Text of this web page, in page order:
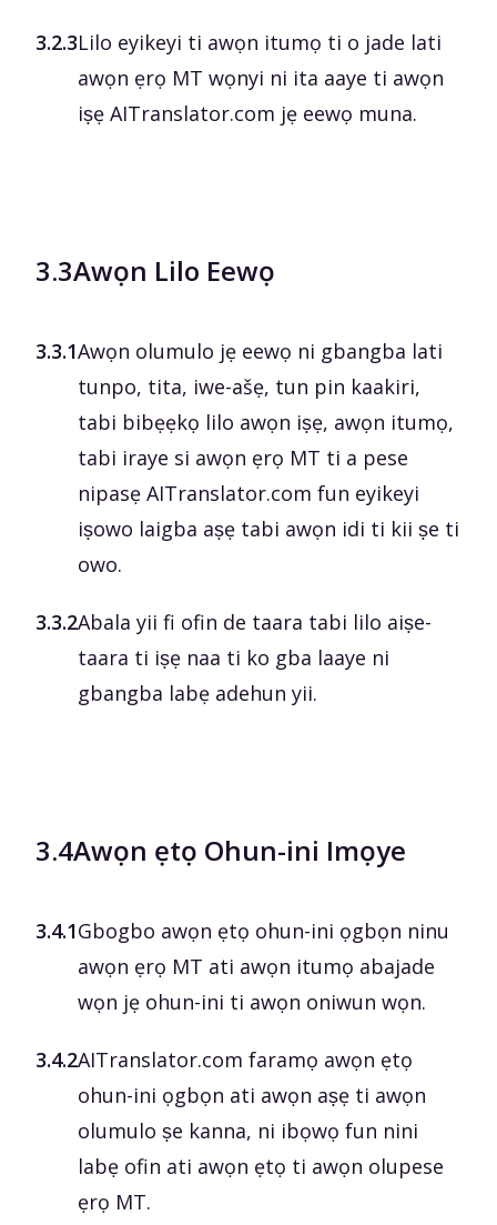
3.2.3Lilo eyikeyi ti awọn itumọ ti o jade lati
awọn ẹrọ MT wọnyi ni ita aaye ti awọn
iṣẹ AITranslator.com jẹ eewọ muna.
3.3Awọn Lilo Eewọ
3.3.1Awọn olumulo jẹ eewọ ni gbangba lati
tunpo, tita, iwe-ašẹ, tun pin kaakiri,
tabi bibẹẹkọ lilo awọn iṣẹ, awọn itumọ,
tabi iraye si awọn ẹrọ MT ti a pese
nipasẹ AITranslator.com fun eyikeyi
iṣowo laigba aṣẹ tabi awọn idi ti kii ṣe ti
owo.
3.3.2Abala yii fi ofin de taara tabi lilo aiṣe-
taara ti iṣẹ naa ti ko gba laaye ni
gbangba labẹ adehun yii.
3.4Awọn ẹtọ Ohun-ini Imọye
3.4.1Gbogbo awọn ẹtọ ohun-ini ọgbọn ninu
awọn ẹrọ MT ati awọn itumọ abajade
wọn jẹ ohun-ini ti awọn oniwun wọn.
3.4.2AITranslator.com faramọ awọn ẹtọ
ohun-ini ọgbọn ati awọn aṣẹ ti awọn
olumulo ṣe kanna, ni ibọwọ fun nini
labẹ ofin ati awọn ẹtọ ti awọn olupese
ẹrọ MT.